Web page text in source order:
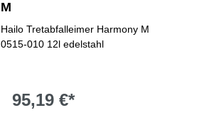
M
Hailo Tretabfalleimer Harmony M
0515-010 12l edelstahl
95,19 €*